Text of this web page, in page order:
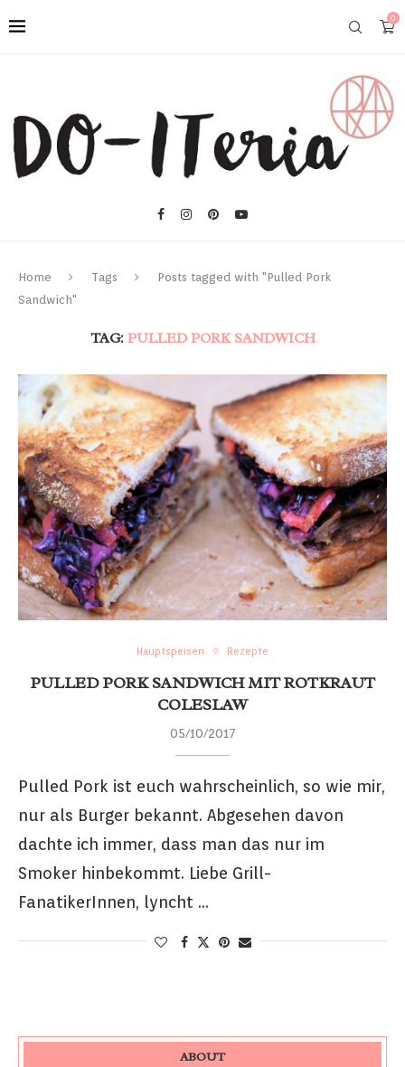
0
Home Tags
Posts tagged with "Pulled Pork
Sandwich"
TAG: PULLED PORK SANDWICH
Hauptspeisen Rezepte
PULLED PORK SANDWICH MIT ROTKRAUT
COLESLAW
05/10/2017
Pulled Pork ist euch wahrscheinlich, so wie mir,
nur als Burger bekannt. Abgesehen davon
dachte ich immer, dass man das nur im
Smoker hinbekommt. Liebe Grill-
FanatikerInnen, lyncht …
ABOUT